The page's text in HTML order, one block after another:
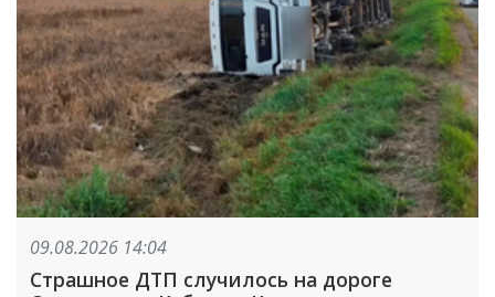
09.08.2026 14:04
Страшное ДТП случилось на дороге